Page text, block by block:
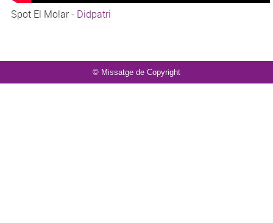
Spot El Molar - Didpatri
© Missatge de Copyright